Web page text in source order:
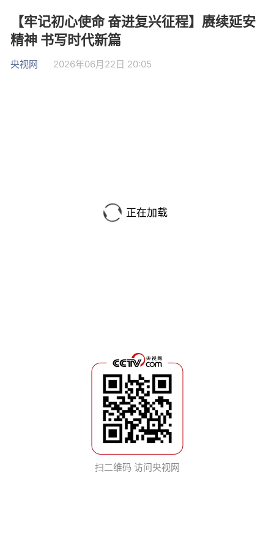
【牢记初心使命 奋进复兴征程】赓续延安
精神 书写时代新篇
央视网 2026年06月22日 20:05
正在加载
扫二维码 访问央视网